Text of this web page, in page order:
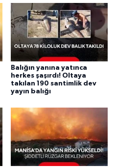
Balığın yanına yatınca
herkes şaşırdı! Oltaya
takılan 190 santimlik dev
yayın balığı